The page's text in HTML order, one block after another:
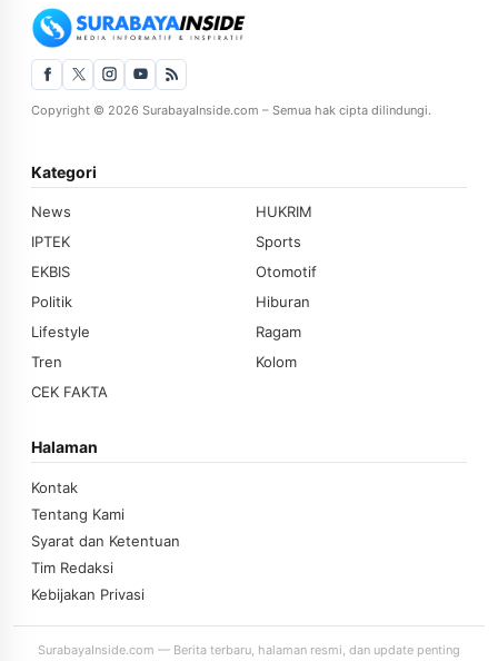
Copyright © 2026 SurabayaInside.com – Semua hak cipta dilindungi.
Kategori
News
HUKRIM
IPTEK
Sports
EKBIS
Otomotif
Politik
Hiburan
Lifestyle
Ragam
Tren
Kolom
CEK FAKTA
Halaman
Kontak
Tentang Kami
Syarat dan Ketentuan
Tim Redaksi
Kebijakan Privasi
SurabayaInside.com — Berita terbaru, halaman resmi, dan update penting